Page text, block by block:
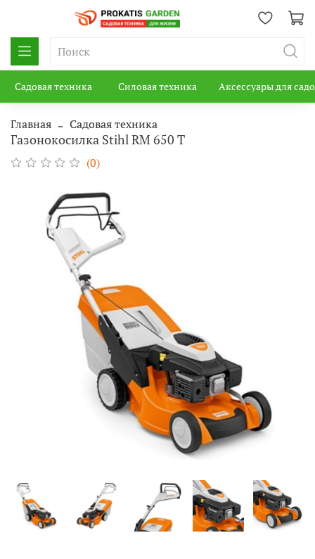
Садовая техника Силовая техника Аксессуары для
Главная Садовая техника
Газонокосилка Stihl RM 650 T
(0)